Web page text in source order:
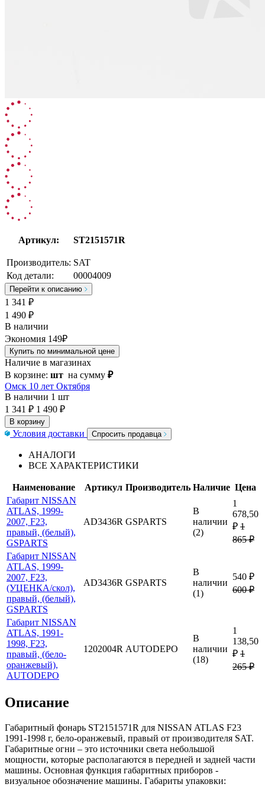
Артикул: ST2151571R
Производитель: SAT
Код детали:
00004009
Перейти к описанию
1 341 ₽
1 490 ₽
В наличии
Экономия 149₽
Купить по минимальной цене
Наличие в магазинах
В корзине: шт на сумму ₽
Омск 10 лет Октября
В наличии 1 шт
1 341 ₽ 1 490 ₽
В корзину
Условия доставки Спросить продавца
АНАЛОГИ
ВСЕ ХАРАКТЕРИСТИКИ
Наименование Артикул Производитель Наличие Цена
Габарит NISSAN
ATLAS, 1999-
2007, F23,
правый, (белый),
GSPARTS
AD3436R GSPARTS
В
наличии
(2)
1
678,50
₽ 1
865 ₽
Габарит NISSAN
ATLAS, 1999-
2007, F23,
(УЦЕНКА/скол),
правый, (белый),
GSPARTS
AD3436R GSPARTS
В
наличии
(1)
540 ₽
600 ₽
Габарит NISSAN
ATLAS, 1991-
1998, F23,
правый, (бело-
оранжевый),
AUTODEPO
1202004R AUTODEPO
В
наличии
(18)
1
138,50
₽ 1
265 ₽
Описание
Габаритный фонарь ST2151571R для NISSAN ATLAS F23
1991-1998 г, бело-оранжевый, правый от производителя SAT.
Габаритные огни – это источники света небольшой
мощности, которые располагаются в передней и задней части
машины. Основная функция габаритных приборов -
визуальное обозначение машины. Габариты упаковки: